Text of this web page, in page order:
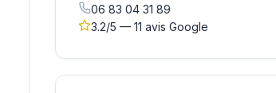
06 83 04 31 89
3.2/5 — 11 avis Google